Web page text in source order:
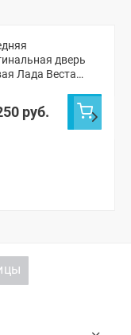
дверь
Лада Веста
NG седан, NG СВ
(Кориандр
руб.